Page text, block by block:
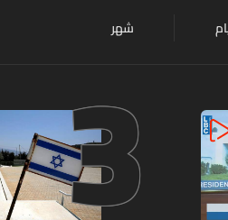
شهر
3